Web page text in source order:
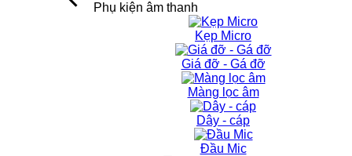
Phụ kiện âm thanh
Kẹp Micro
Giá đỡ - Gá đỡ
Màng lọc âm
Dây - cáp
Đầu Mic